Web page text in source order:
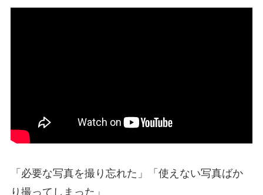
「必要な写真を撮り忘れた」「使えない写真ばか
り撮ってしまった」